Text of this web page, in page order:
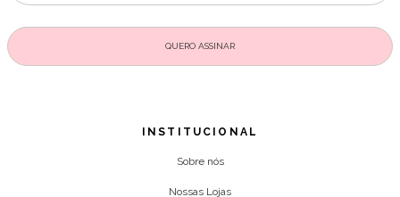
INSTITUCIONAL
Sobre nós
Nossas Lojas